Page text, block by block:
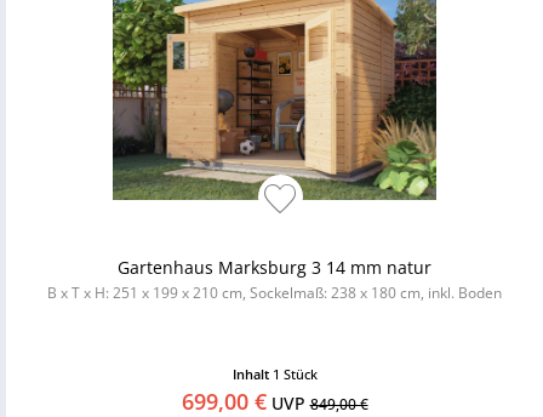
Gartenhaus Marksburg 3 14 mm natur
B x T x H: 251 x 199 x 210 cm, Sockelmaß: 238 x 180 cm, inkl. Boden
Inhalt 1 Stück
699,00 €UVP849,00 €